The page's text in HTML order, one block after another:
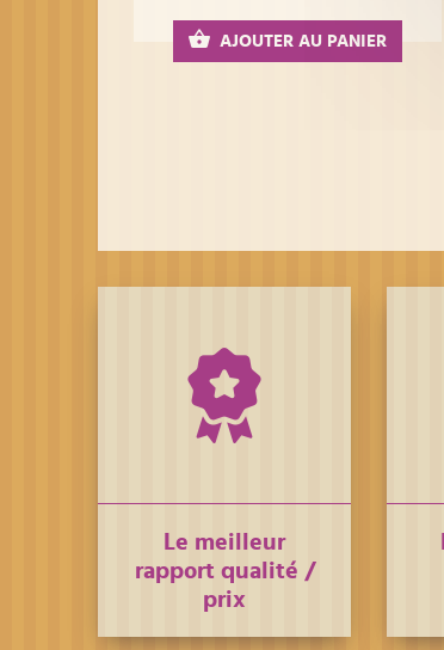
AJOUTER AU PANIER
Le meilleur
rapport qualité /
prix